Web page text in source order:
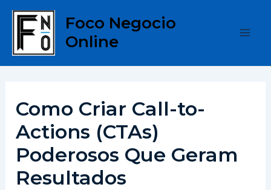
conteúdo
Foco Negocio
Online
Como Criar Call-to-
Actions (CTAs)
Poderosos Que Geram
Resultados